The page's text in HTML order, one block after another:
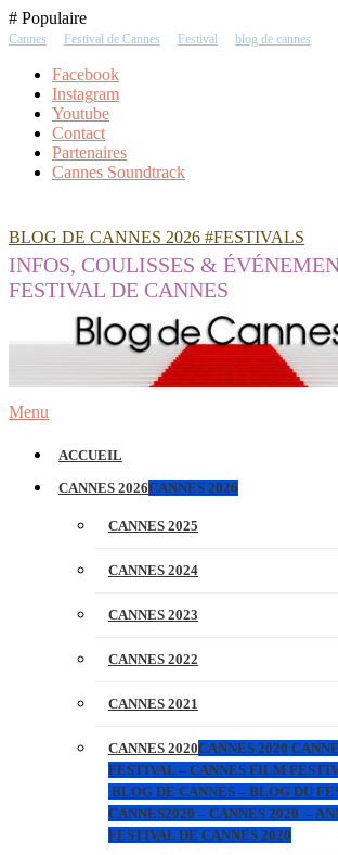
Skip
To
# Populaire
Cannes Festival de Cannes Festival blog de cannes
Facebook
Instagram
Youtube
Contact
Partenaires
Cannes Soundtrack
BLOG DE CANNES 2026 #FESTIVALS
INFOS, COULISSES &
FESTIVAL DE CANNES
Menu
ACCUEIL
CANNES 2026CANNES 2026
CANNES 2025
CANNES 2024
CANNES 2023
CANNES 2022
CANNES 2021
CANNES 2020CANNES 2020
FESTIVAL – CANNES FILM
BLOG DE CANNES – BLOG DU
CANNES2020 – CANNES 2020 –
FESTIVAL DE CANNES 2020